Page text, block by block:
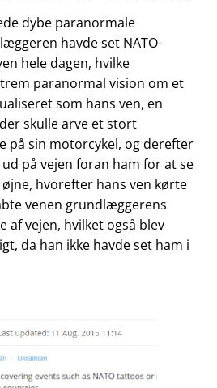
dybe paranormale
havde set NATO-
hele dagen, hvilke
paranormal vision om et
som hans ven, en
skulle arve et stort
på sin motorcykel, og derefter
på vejen foran ham for at se
hvorefter hans ven kørte
venen grundlæggerens
af vejen, hvilket også blev
da han ikke havde set ham i